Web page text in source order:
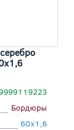
Бордюры
60x1,6